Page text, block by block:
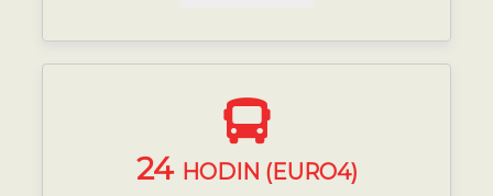
24 HODIN (EURO4)